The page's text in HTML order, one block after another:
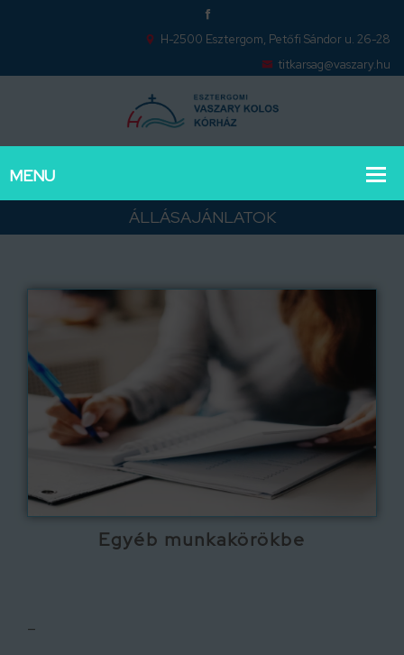
H-2500 Esztergom, Petőfi Sándor u. 26-28
titkarsag@vaszary.hu
ÁLLÁSAJÁNLATOK
Egyéb munkakörökbe
–